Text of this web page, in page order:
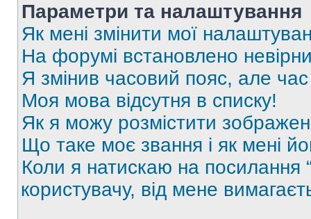
Параметри та налаштування
Як мені змінити мої
На форумі встановлено
Я змінив часовий пояс, але
Моя мова відсутня в списку!
Як я можу розмістити
Що таке моє звання і як мені
Коли я натискаю на посилання
користувачу, від мене